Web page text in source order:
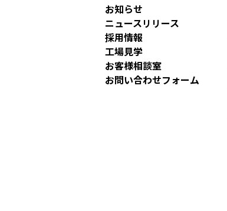
お知らせ
ニュースリリース
採用情報
工場見学
お客様相談室
お問い合わせフォーム